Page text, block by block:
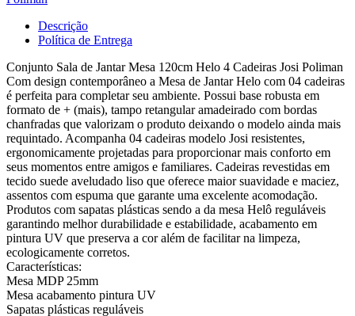
Descrição
Política de Entrega
Conjunto Sala de Jantar Mesa 120cm Helo 4 Cadeiras Josi Poliman
Com design contemporâneo a Mesa de Jantar Helo com 04 cadeiras
é perfeita para completar seu ambiente. Possui base robusta em
formato de + (mais), tampo retangular amadeirado com bordas
chanfradas que valorizam o produto deixando o modelo ainda mais
requintado. Acompanha 04 cadeiras modelo Josi resistentes,
ergonomicamente projetadas para proporcionar mais conforto em
seus momentos entre amigos e familiares. Cadeiras revestidas em
tecido suede aveludado liso que oferece maior suavidade e maciez,
assentos com espuma que garante uma excelente acomodação.
Produtos com sapatas plásticas sendo a da mesa Helô reguláveis
garantindo melhor durabilidade e estabilidade, acabamento em
pintura UV que preserva a cor além de facilitar na limpeza,
ecologicamente corretos.
Características:
Mesa MDP 25mm
Mesa acabamento pintura UV
Sapatas plásticas reguláveis